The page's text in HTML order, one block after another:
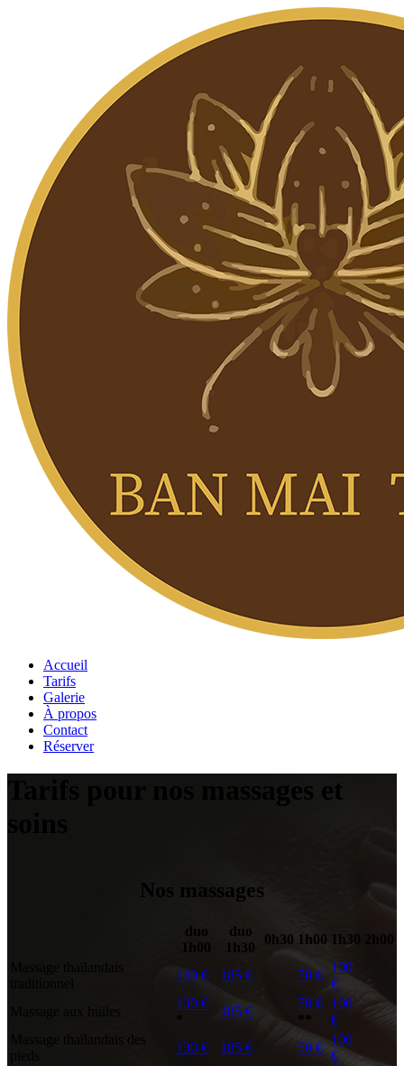
Accueil
Tarifs
Galerie
À propos
Contact
Réserver
Tarifs pour nos massages et
Nos massages
duo
1h00
duo
1h30
0h30 1h00 1h30
2h00
130 € 185 € 70 €
100
€
130 €
185 €
70 €
**
100
€
Massage thaïlandais des
130 € 185 € 70 €
100
€